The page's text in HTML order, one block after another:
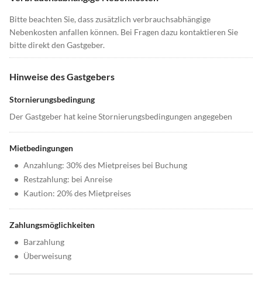
Bitte beachten Sie, dass zusätzlich verbrauchsabhängige
Nebenkosten anfallen können. Bei Fragen dazu kontaktieren Sie
bitte direkt den Gastgeber.
Hinweise des Gastgebers
Stornierungsbedingung
Der Gastgeber hat keine Stornierungsbedingungen angegeben
Mietbedingungen
• Anzahlung: 30% des Mietpreises bei Buchung
• Restzahlung: bei Anreise
• Kaution: 20% des Mietpreises
Zahlungsmöglichkeiten
• Barzahlung
• Überweisung